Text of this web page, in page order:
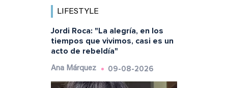
LIFESTYLE
Jordi Roca: "La alegría, en los
tiempos que vivimos, casi es un
acto de rebeldía"
Ana Márquez 09-08-2026